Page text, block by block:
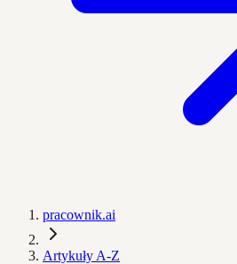
pracownik.ai
Artykuły A-Z